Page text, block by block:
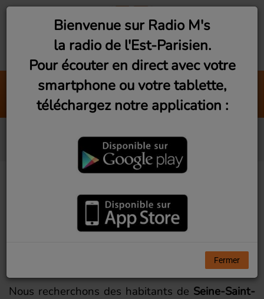
This Is Your Night
Heavy D & The Boyz
Devenir reporter radio
Vous êtes passionné.e par l’activité associative
(Culture, sport, santé, environnement ...),
Nous recherchons des habitants de Seine-Saint-
Bienvenue sur Radio M's
la radio de l'Est-Parisien.
Pour écouter en direct avec votre
smartphone ou votre tablette,
téléchargez notre application :
Fermer